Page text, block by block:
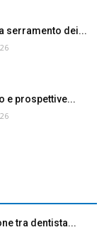
serramento dei...
e prospettive...
tra dentista...